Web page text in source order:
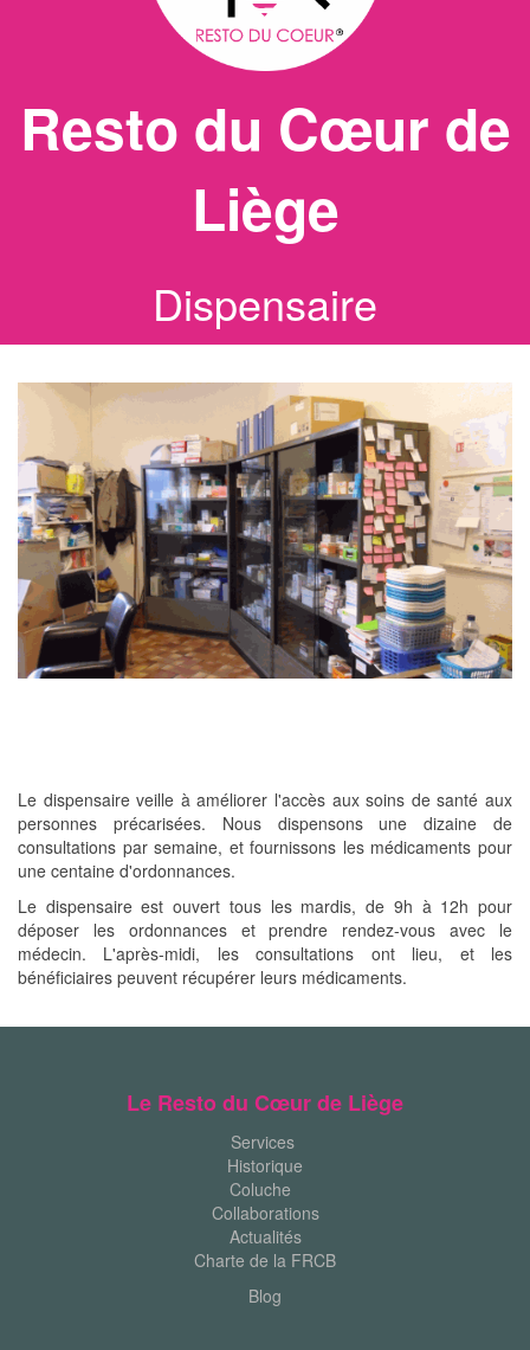
Resto du Cœur de
Liège
Dispensaire
Le dispensaire veille à améliorer l'accès aux soins de santé aux
personnes précarisées. Nous dispensons une dizaine de
consultations par semaine, et fournissons les médicaments pour
une centaine d'ordonnances.
Le dispensaire est ouvert tous les mardis, de 9h à 12h pour
déposer les ordonnances et prendre rendez-vous avec le
médecin. L'après-midi, les consultations ont lieu, et les
bénéficiaires peuvent récupérer leurs médicaments.
Le Resto du Cœur de Liège
Services
Historique
Coluche
Collaborations
Actualités
Charte de la FRCB
Blog